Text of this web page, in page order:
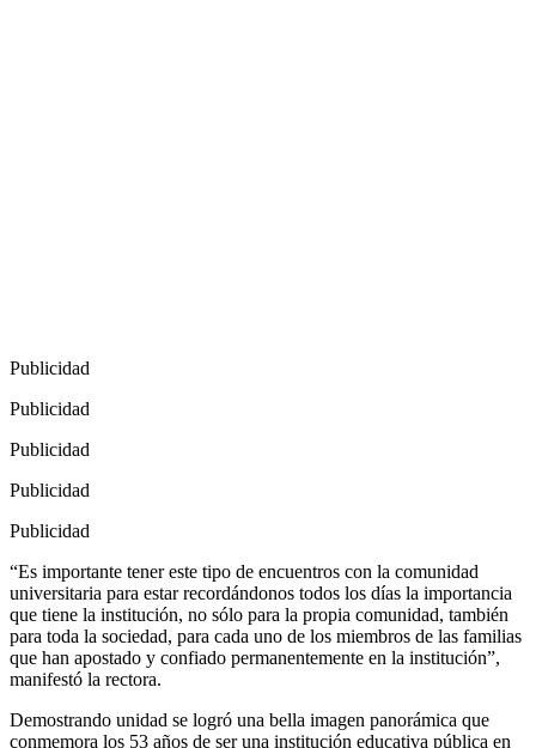
Publicidad
Publicidad
Publicidad
Publicidad
Publicidad
“Es importante tener este tipo de encuentros con la comunidad
universitaria para estar recordándonos todos los días la importancia
que tiene la institución, no sólo para la propia comunidad, también
para toda la sociedad, para cada uno de los miembros de las familias
que han apostado y confiado permanentemente en la institución”,
manifestó la rectora.
Demostrando unidad se logró una bella imagen panorámica que
conmemora los 53 años de ser una institución educativa pública en